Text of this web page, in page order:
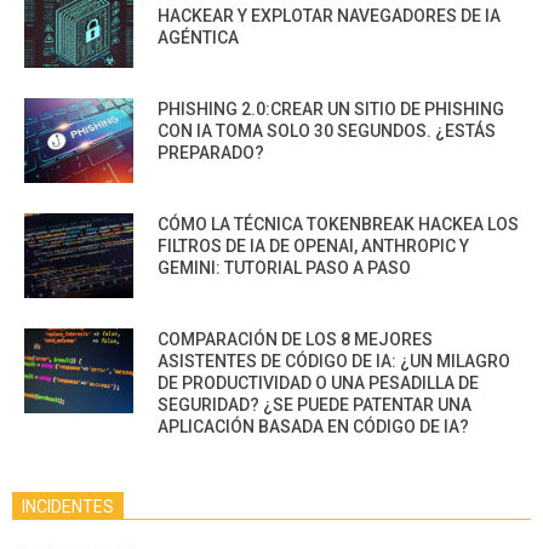
HACKEAR Y EXPLOTAR NAVEGADORES DE IA
AGÉNTICA
PHISHING 2.0:CREAR UN SITIO DE PHISHING
CON IA TOMA SOLO 30 SEGUNDOS. ¿ESTÁS
PREPARADO?
CÓMO LA TÉCNICA TOKENBREAK HACKEA LOS
FILTROS DE IA DE OPENAI, ANTHROPIC Y
GEMINI: TUTORIAL PASO A PASO
COMPARACIÓN DE LOS 8 MEJORES
ASISTENTES DE CÓDIGO DE IA: ¿UN MILAGRO
DE PRODUCTIVIDAD O UNA PESADILLA DE
SEGURIDAD? ¿SE PUEDE PATENTAR UNA
APLICACIÓN BASADA EN CÓDIGO DE IA?
INCIDENTES